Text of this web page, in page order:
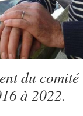
du
à 2022.